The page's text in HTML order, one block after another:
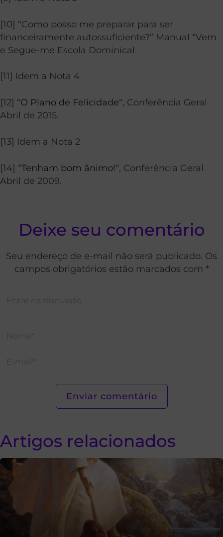
[10] “Como posso me preparar para ser
financeiramente autossuficiente?” Manual “Vem
e Segue-me Escola Dominical
[11] Idem a Nota 4
[12] “O Plano de Felicidade“, Conferência Geral
Abril de 2015.
[13] Idem a Nota 2
[14] “Tenham bom ânimo!“, Conferência Geral
Abril de 2009.
Deixe seu comentário
Seu endereço de e-mail não será publicado. Os
campos obrigatórios estão marcados com *
Artigos relacionados